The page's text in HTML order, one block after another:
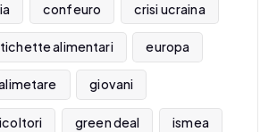
confeuro crisi ucraina
alimentari europa
giovani
green deal ismea